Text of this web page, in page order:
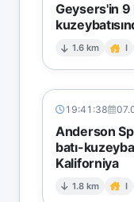
Geysers'in 9
1.6 km I
19:41:38
Anderson
batı-
Kaliforniya
1.8 km I